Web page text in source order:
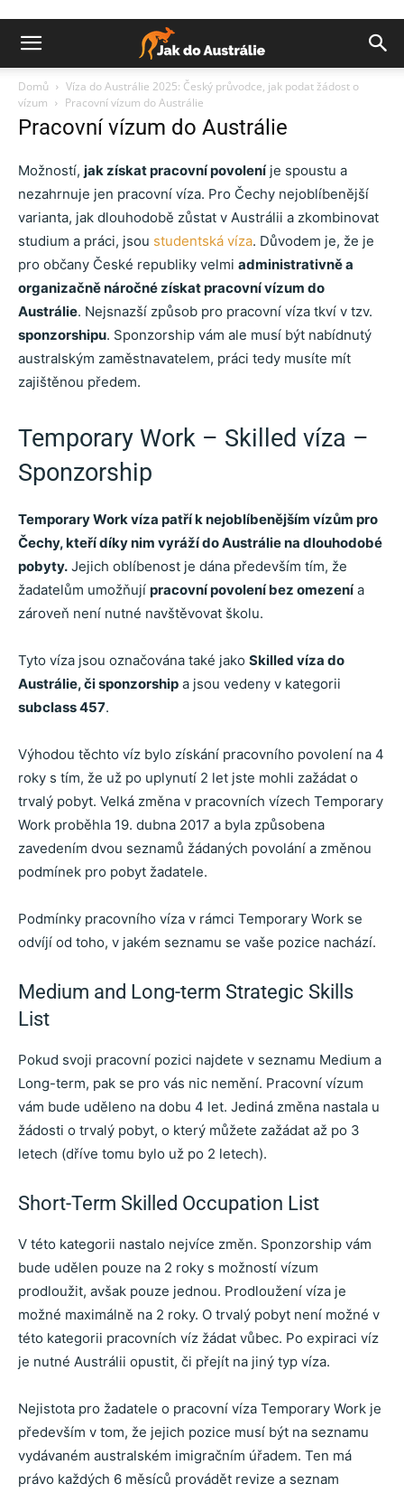
Domů
Víza do Austrálie 2025: Český průvodce, jak podat žádost o
vízum
Pracovní vízum do Austrálie
Pracovní vízum do Austrálie
Možností, jak získat pracovní povoleníje spoustu a
nezahrnuje jen pracovní víza. Pro Čechy nejoblíbenější
varianta, jak dlouhodobě zůstat v Austrálii a zkombinovat
studium a práci, jsou studentská víza. Důvodem je, že je
pro občany České republiky velmi administrativně a
organizačně náročné získat pracovní vízum do
Austrálie. Nejsnazší způsob pro pracovní víza tkví v tzv.
sponzorshipu. Sponzorship vám ale musí být nabídnutý
australským zaměstnavatelem, práci tedy musíte mít
zajištěnou předem.
Temporary Work – Skilled víza –
Sponzorship
Temporary Work víza patří k nejoblíbenějším vízům pro
Čechy, kteří díky nim vyráží do Austrálie na dlouhodobé
pobyty. Jejich oblíbenost je dána především tím, že
žadatelům umožňují pracovní povolení bez omezenía
zároveň není nutné navštěvovat školu.
Tyto víza jsou označována také jako Skilled víza do
Austrálie, či sponzorship a jsou vedeny v kategorii
subclass 457.
Výhodou těchto víz bylo získání pracovního povolení na 4
roky s tím, že už po uplynutí 2 let jste mohli zažádat o
trvalý pobyt. Velká změna v pracovních vízech Temporary
Work proběhla 19. dubna 2017 a byla způsobena
zavedením dvou seznamů žádaných povolání a změnou
podmínek pro pobyt žadatele.
Podmínky pracovního víza v rámci Temporary Work se
odvíjí od toho, v jakém seznamu se vaše pozice nachází.
Medium and Long-term Strategic Skills
List
Pokud svoji pracovní pozici najdete v seznamu Medium a
Long-term, pak se pro vás nic nemění. Pracovní vízum
vám bude uděleno na dobu 4 let. Jediná změna nastala u
žádosti o trvalý pobyt, o který můžete zažádat až po 3
letech (dříve tomu bylo už po 2 letech).
Short-Term Skilled Occupation List
V této kategorii nastalo nejvíce změn. Sponzorship vám
bude udělen pouze na 2 roky s možností vízum
prodloužit, avšak pouze jednou. Prodloužení víza je
možné maximálně na 2 roky. O trvalý pobyt není možné v
této kategorii pracovních víz žádat vůbec. Po expiraci víz
je nutné Austrálii opustit, či přejít na jiný typ víza.
Nejistota pro žadatele o pracovní víza Temporary Work je
především v tom, že jejich pozice musí být na seznamu
vydávaném australském imigračním úřadem. Ten má
právo každých 6 měsíců provádět revize a seznam